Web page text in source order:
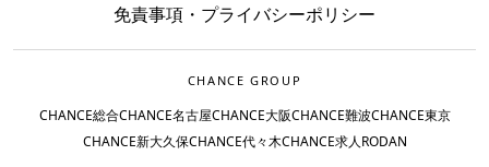
免責事項 ・ プライバシーポリシー
CHANCE GROUP
CHANCE総合CHANCE名古屋CHANCE大阪CHANCE難波CHANCE東京
CHANCE新大久保CHANCE代々木CHANCE求人RODAN